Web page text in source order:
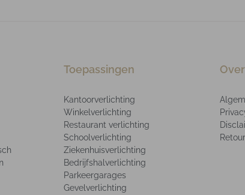
Toepassingen
Kantoorverlichting
Winkelverlichting
Restaurant verlichting
Schoolverlichting
Ziekenhuisverlichting
Bedrijfshalverlichting
Parkeergarages
Gevelverlichting